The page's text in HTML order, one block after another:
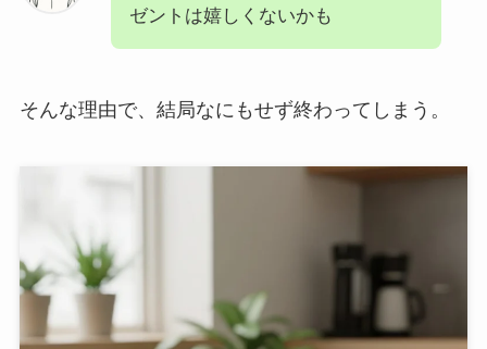
ゼントは嬉しくないかも
そんな理由で、結局なにもせず終わってしまう。